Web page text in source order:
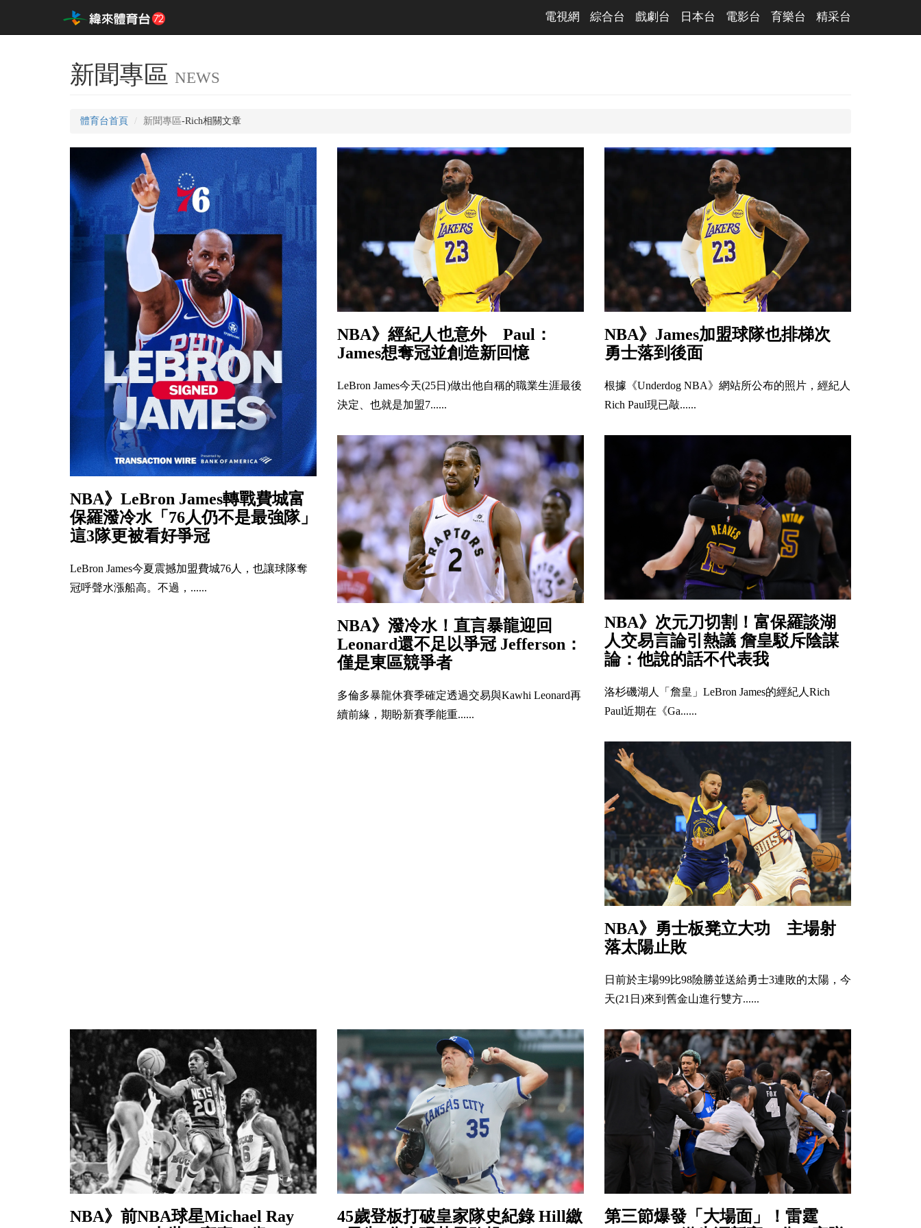
電視網 綜合台 戲劇台 日本台 電影台 育樂台 精采台
新聞專區 NEWS
體育台首頁 新聞專區-Rich相關文章
NBA》LeBron James轉戰費城富
保羅潑冷水「76人仍不是最強隊」
這3隊更被看好爭冠
LeBron James今夏震撼加盟費城76人，也讓球隊奪
冠呼聲水漲船高。不過，......
NBA》經紀人也意外 Paul：
James想奪冠並創造新回憶
LeBron James今天(25日)做出他自稱的職業生涯最後
決定、也就是加盟7......
NBA》James加盟球隊也排梯次
勇士落到後面
根據《Underdog NBA》網站所公布的照片，經紀人
Rich Paul現已敲......
NBA》潑冷水！直言暴龍迎回
Leonard還不足以爭冠 Jefferson：
僅是東區競爭者
多倫多暴龍休賽季確定透過交易與Kawhi Leonard再
續前緣，期盼新賽季能重......
NBA》次元刀切割！富保羅談湖
人交易言論引熱議 詹皇駁斥陰謀
論：他說的話不代表我
洛杉磯湖人「詹皇」LeBron James的經紀人Rich
Paul近期在《Ga......
NBA》勇士板凳立大功 主場射
落太陽止敗
日前於主場99比98險勝並送給勇士3連敗的太陽，今
天(21日)來到舊金山進行雙方......
NBA》前NBA球星Michael Ray
45歲登板打破皇家隊史紀錄 Hill繳
第三節爆發「大場面」！雷霆